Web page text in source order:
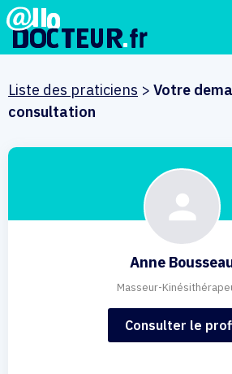
Liste des praticiens > Votre
consultation
Anne
Masseur-
Consulter le